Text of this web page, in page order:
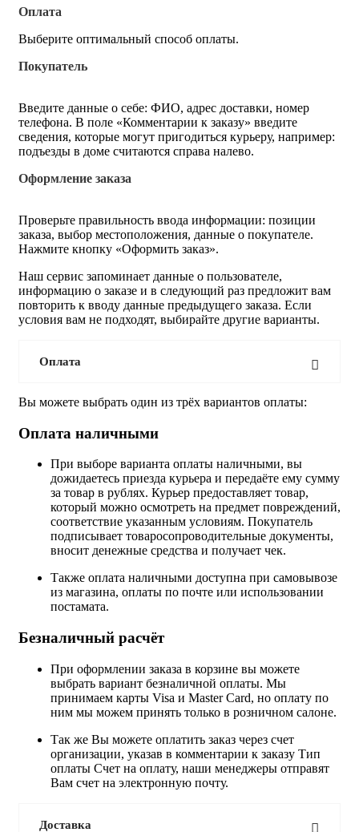
Оплата
Выберите оптимальный способ оплаты.
Покупатель
Введите данные о себе: ФИО, адрес доставки, номер
телефона. В поле «Комментарии к заказу» введите
сведения, которые могут пригодиться курьеру, например:
подъезды в доме считаются справа налево.
Оформление заказа
Проверьте правильность ввода информации: позиции
заказа, выбор местоположения, данные о покупателе.
Нажмите кнопку «Оформить заказ».
Наш сервис запоминает данные о пользователе,
информацию о заказе и в следующий раз предложит вам
повторить к вводу данные предыдущего заказа. Если
условия вам не подходят, выбирайте другие варианты.
Оплата
Вы можете выбрать один из трёх вариантов оплаты:
Оплата наличными
При выборе варианта оплаты наличными, вы
дожидаетесь приезда курьера и передаёте ему сумму
за товар в рублях. Курьер предоставляет товар,
который можно осмотреть на предмет повреждений,
соответствие указанным условиям. Покупатель
подписывает товаросопроводительные документы,
вносит денежные средства и получает чек.
Также оплата наличными доступна при самовывозе
из магазина, оплаты по почте или использовании
постамата.
Безналичный расчёт
При оформлении заказа в корзине вы можете
выбрать вариант безналичной оплаты. Мы
принимаем карты Visa и Master Card, но оплату по
ним мы можем принять только в розничном салоне.
Так же Вы можете оплатить заказ через счет
организации, указав в комментарии к заказу Тип
оплаты Счет на оплату, наши менеджеры отправят
Вам счет на электронную почту.
Доставка